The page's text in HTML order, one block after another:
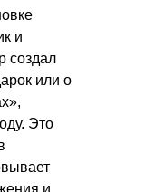
и
создал
или о
Это
и